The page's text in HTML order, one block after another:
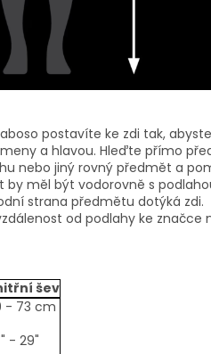
postavíte ke zdi tak,
a hlavou. Hleďte přímo
nebo jiný rovný předmět a
by měl být vodorovně s
strana předmětu dotýká zdi.
od podlahy ke značce
šev
- 73 cm
- 29"